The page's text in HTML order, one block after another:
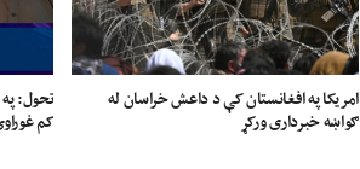
امریکا په افغانستان کې د داعش خراسان له
ګواښه خبرداری ورکړ
تحول:
کم